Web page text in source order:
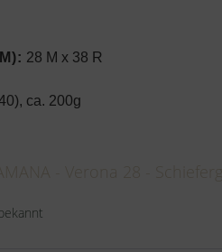
28 M x 38 R
ca. 200g